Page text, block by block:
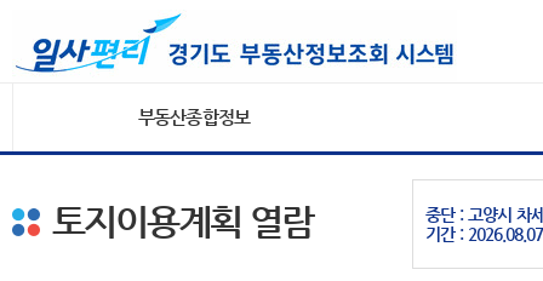
부동산종합정보
중단 : 고양시 차
기간 :
토지이용계획 열람